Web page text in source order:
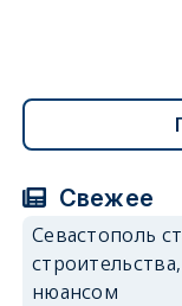
Свежее
Севастополь
нюансом